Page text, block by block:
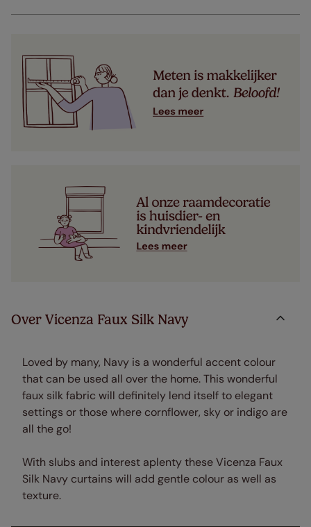
Over Vicenza Faux Silk Navy
Loved by many, Navy is a wonderful accent colour
that can be used all over the home. This wonderful
faux silk fabric will definitely lend itself to elegant
settings or those where cornflower, sky or indigo are
all the go!
With slubs and interest aplenty these Vicenza Faux
Silk Navy curtains will add gentle colour as well as
texture.